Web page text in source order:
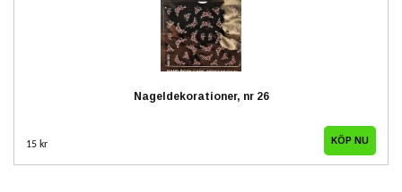
Nageldekorationer, nr 26
15 kr